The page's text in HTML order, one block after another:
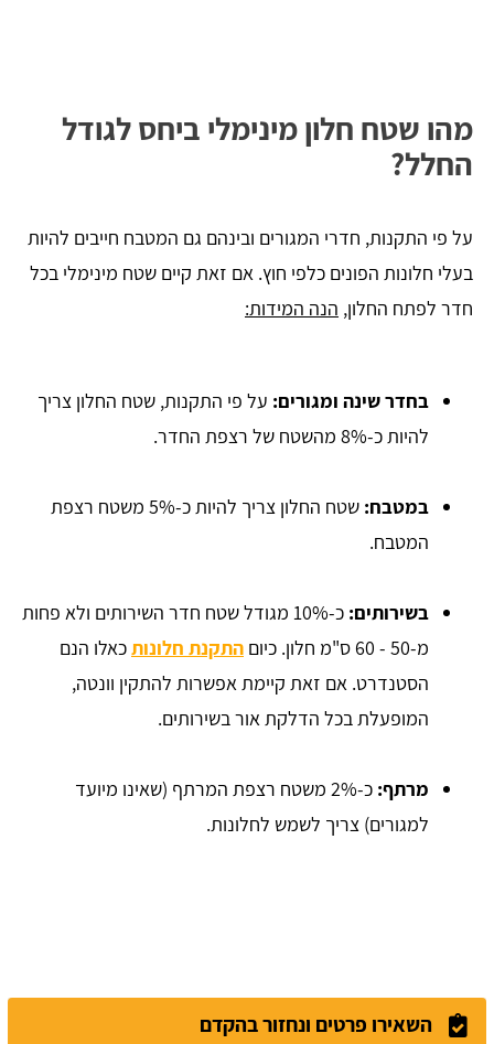
מהו שטח חלון מינימלי ביחס לגודל
החלל?
על פי התקנות, חדרי המגורים ובינהם גם המטבח חייבים להיות
בעלי חלונות הפונים כלפי חוץ. אם זאת קיים שטח מינימלי בכל
חדר לפתח החלון, הנה המידות:
בחדר שינה ומגורים: על פי התקנות, שטח החלון צריך
להיות כ-8% מהשטח של רצפת החדר.
במטבח:
שטח החלון צריך להיות כ-5% משטח רצפת
המטבח.
בשירותים:
כ-10% מגודל שטח חדר השירותים ולא פחות
מ-50 - 60 ס"מ חלון. כיום
התקנת חלונותכאלו הנם
הסטנדרט. אם זאת קיימת אפשרות להתקין וונטה,
המופעלת בכל הדלקת אור בשירותים.
מרתף:
כ-2% משטח רצפת המרתף (שאינו מיועד
למגורים) צריך לשמש לחלונות.
השאירו פרטים ונחזור בהקדם